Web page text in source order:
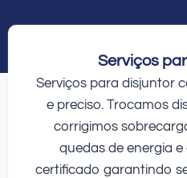
Serviços
Serviços para disjuntor
e preciso. Trocamos
corrigimos
quedas de energia e
certificado garantindo